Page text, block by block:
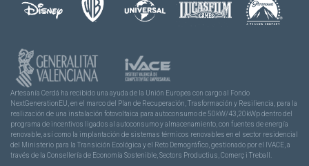
Artesanía Cerdá ha recibido una ayuda de la Unión Europea con cargo al Fondo
NextGenerationEU, en el marco del Plan de Recuperación, Trasformación y Resiliencia, para la
realización de una instalación fotovoltaica para autoconsumo de 50kW/43,20kWp dentro del
programa de incentivos ligados al autoconsumo y almacenamiento, con fuentes de energía
renovable, así como la implantación de sistemas térmicos renovables en el sector residencial
del Ministerio para la Transición Ecológica y el Reto Demográfico, gestionado por el IVACE, a
través de la Consellería de Economía Sostenible, Sectors Productius, Comerç i Treball.